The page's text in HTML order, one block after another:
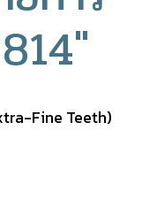
Fine Teeth)